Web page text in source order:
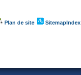
Plan de site SitemapIndex